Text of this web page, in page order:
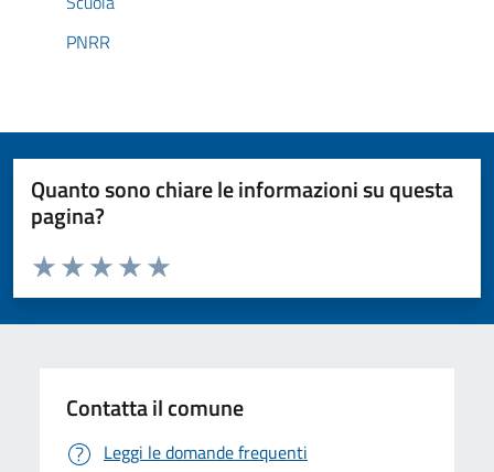
PNRR
Quanto sono chiare le informazioni su questa
pagina?
Valuta da 1 a 5 stelle la pagina
Valuta 5 stelle su 5
Valuta 4 stelle su 5
Valuta 3 stelle su 5
Valuta 2 stelle su 5
Valuta 1 stelle su 5
Contatta il comune
Leggi le domande frequenti